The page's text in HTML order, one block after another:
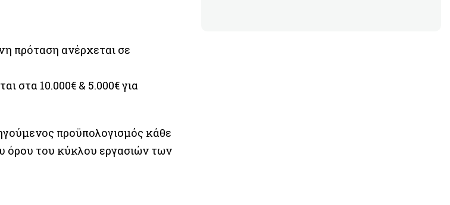
πρόταση ανέρχεται σε
στα 10.000€ & 5.000€ για
προϋπολογισμός κάθε
όρου του κύκλου εργασιών των